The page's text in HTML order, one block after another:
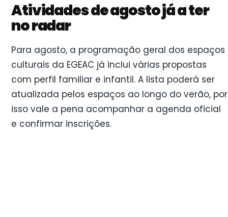
Atividades de agosto já a ter
no radar
Para agosto, a programação geral dos espaços
culturais da EGEAC já inclui várias propostas
com perfil familiar e infantil. A lista poderá ser
atualizada pelos espaços ao longo do verão, por
isso vale a pena acompanhar a agenda oficial
e confirmar inscrições.